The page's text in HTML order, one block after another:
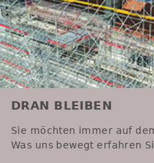
DRAN BLEIBEN
Sie möchten immer auf
Was uns bewegt erfahren